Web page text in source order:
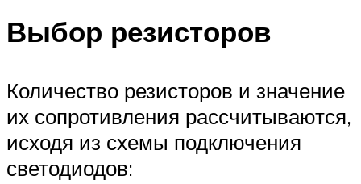
Выбор резисторов
Количество резисторов и значение
их сопротивления рассчитываются,
исходя из схемы подключения
светодиодов: